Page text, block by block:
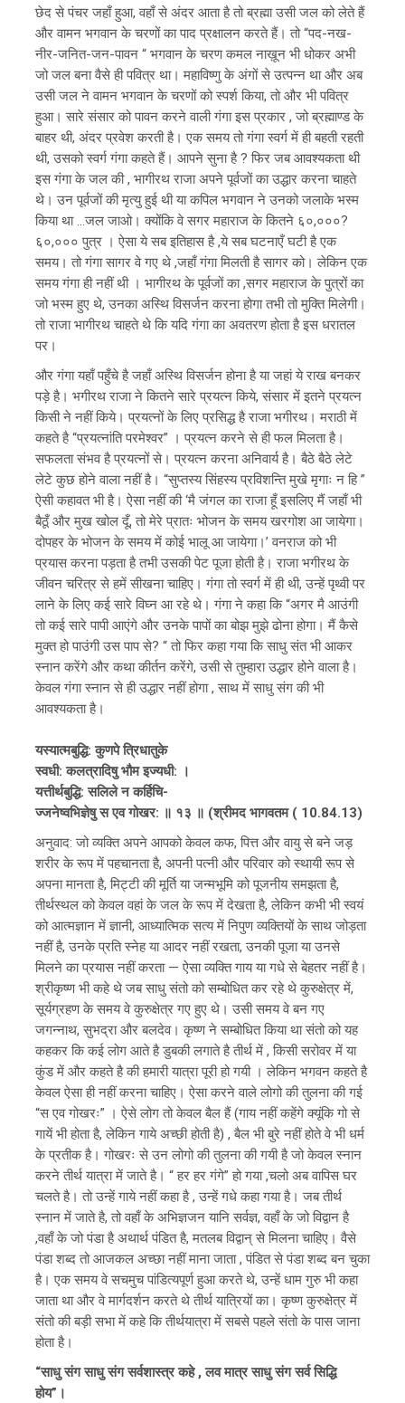
छेद से पंचर जहाँ हुआ, वहाँ से अंदर आता है तो ब्रह्मा उसी जल को लेते हैं
और वामन भगवान के चरणों का पाद प्रक्षालन करते हैं। तो “पद-नख-
नीर-जनित-जन-पावन “ भगवान के चरण कमल नाख़ून भी धोकर अभी
जो जल बना वैसे ही पवित्र था। महाविष्णु के अंगों से उत्पन्न था और अब
उसी जल ने वामन भगवान के चरणों को स्पर्श किया, तो और भी पवित्र
हुआ। सारे संसार को पावन करने वाली गंगा इस प्रकार , जो ब्रह्माण्ड के
बाहर थी, अंदर प्रवेश करती है। एक समय तो गंगा स्वर्ग में ही बहती रहती
थी, उसको स्वर्ग गंगा कहते हैं। आपने सुना है ? फिर जब आवश्यकता थी
इस गंगा के जल की , भागीरथ राजा अपने पूर्वजों का उद्धार करना चाहते
थे। उन पूर्वजों की मृत्यु हुई थी या कपिल भगवान ने उनको जलाके भस्म
किया था …जल जाओ। क्योंकि वे सगर महाराज के कितने ६०,०००?
६०,००० पुत्र । ऐसा ये सब इतिहास है ,ये सब घटनाएँ घटी है एक
समय। तो गंगा सागर वे गए थे ,जहाँ गंगा मिलती है सागर को। लेकिन एक
समय गंगा ही नहीं थी । भागीरथ के पूर्वजों का ,सगर महाराज के पुत्रों का
जो भस्म हुए थे, उनका अस्थि विसर्जन करना होगा तभी तो मुक्ति मिलेगी।
तो राजा भागीरथ चाहते थे कि यदि गंगा का अवतरण होता है इस धरातल
पर।
और गंगा यहाँ पहुँचे है जहाँ अस्थि विसर्जन होना है या जहां ये राख बनकर
पड़े है। भगीरथ राजा ने कितने सारे प्रयत्न किये, संसार में इतने प्रयत्न
किसी ने नहीं किये। प्रयत्नों के लिए प्रसिद्ध है राजा भगीरथ। मराठी में
कहते है “प्रयत्नांति परमेश्वर” । प्रयत्न करने से ही फल मिलता है।
सफलता संभव है प्रयत्नों से। प्रयत्न करना अनिवार्य है। बैठे बैठे लेटे
लेटे कुछ होने वाला नहीं है। “सुप्तस्य सिंहस्य प्रविशन्ति मुखे मृगाः न हि ”
ऐसी कहावत भी है। ऐसा नहीं की ‘मै जंगल का राजा हूँ इसलिए मैं जहाँ भी
बैठूँ और मुख खोल दूँ, तो मेरे प्रातः भोजन के समय खरगोश आ जायेगा।
दोपहर के भोजन के समय में कोई भालू आ जायेगा।’ वनराज को भी
प्रयास करना पड़ता है तभी उसकी पेट पूजा होती है। राजा भगीरथ के
जीवन चरित्र से हमें सीखना चाहिए। गंगा तो स्वर्ग में ही थी, उन्हें पृथ्वी पर
लाने के लिए कई सारे विघ्न आ रहे थे। गंगा ने कहा कि “अगर मै आउंगी
तो कई सारे पापी आएंगे और उनके पापों का बोझ मुझे ढोना होगा। मैं कैसे
मुक्त हो पाउंगी उस पाप से? “ तो फिर कहा गया कि साधु संत भी आकर
स्नान करेंगे और कथा कीर्तन करेंगे, उसी से तुम्हारा उद्धार होने वाला है।
केवल गंगा स्नान से ही उद्धार नहीं होगा , साथ में साधु संग की भी
आवश्यकता है।
यस्यात्मबुद्धि: कुणपे त्रिधातुके
स्वधी: कलत्रादिषु भौम इज्यधी: ।
यत्तीर्थबुद्धि: सलिले न कर्हिचि-
ज्जनेष्वभिज्ञेषु स एव गोखर: ॥ १३ ॥ (श्रीमद भागवतम ( 10.84.13)
अनुवाद: जो व्यक्ति अपने आपको केवल कफ, पित्त और वायु से बने जड़
शरीर के रूप में पहचानता है, अपनी पत्नी और परिवार को स्थायी रूप से
अपना मानता है, मिट्टी की मूर्ति या जन्मभूमि को पूजनीय समझता है,
तीर्थस्थल को केवल वहां के जल के रूप में देखता है, लेकिन कभी भी स्वयं
को आत्मज्ञान में ज्ञानी, आध्यात्मिक सत्य में निपुण व्यक्तियों के साथ जोड़ता
नहीं है, उनके प्रति स्नेह या आदर नहीं रखता, उनकी पूजा या उनसे
मिलने का प्रयास नहीं करता — ऐसा व्यक्ति गाय या गधे से बेहतर नहीं है।
श्रीकृष्ण भी कहे थे जब साधु संतो को सम्बोधित कर रहे थे कुरुक्षेत्र में,
सूर्यग्रहण के समय वे कुरुक्षेत्र गए हुए थे। उसी समय वे बन गए
जगन्नाथ, सुभद्रा और बलदेव। कृष्ण ने सम्बोधित किया था संतो को यह
कहकर कि कई लोग आते है डुबकी लगाते है तीर्थ में , किसी सरोवर में या
कुंड में और कहते है की हमारी यात्रा पूरी हो गयी । लेकिन भगवन कहते है
केवल ऐसा ही नहीं करना चाहिए। ऐसा करने वाले लोगो की तुलना की गई
“स एव गोखरः” । ऐसे लोग तो केवल बैल हैं (गाय नहीं कहेंगे क्यूंकि गो से
गायें भी होता है, लेकिन गाये अच्छी होती है) , बैल भी बुरे नहीं होते वे भी धर्म
के प्रतीक है। गोखरः से उन लोगो की तुलना की गयी है जो केवल स्नान
करने तीर्थ यात्रा में जाते है। “ हर हर गंगे” हो गया ,चलो अब वापिस घर
चलते है। तो उन्हें गाये नहीं कहा है , उन्हें गधे कहा गया है। जब तीर्थ
स्नान में जाते है, तो वहाँ के अभिज्ञजन यानि सर्वज्ञ, वहाँ के जो विद्वान है
,वहाँ के जो पंडा है अथार्थ पंडित है, मतलब विद्वान् से मिलना चाहिए। वैसे
पंडा शब्द तो आजकल अच्छा नहीं माना जाता , पंडित से पंडा शब्द बन चुका
है। एक समय वे सचमुच पांडित्यपूर्ण हुआ करते थे, उन्हें धाम गुरु भी कहा
जाता था और वे मार्गदर्शन करते थे तीर्थ यात्रियों का। कृष्ण कुरुक्षेत्र में
संतो की बड़ी सभा में कहे कि तीर्थयात्रा में सबसे पहले संतो के पास जाना
होता है।
“साधु संग साधु संग सर्वशास्त्र कहे , लव मात्र साधु संग सर्व सिद्धि
होय”।